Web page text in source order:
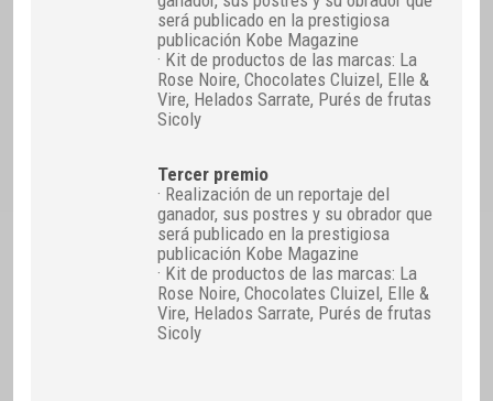
será publicado en la prestigiosa
publicación Kobe Magazine
· Kit de productos de las marcas: La
Rose Noire, Chocolates Cluizel, Elle &
Vire, Helados Sarrate, Purés de frutas
Sicoly
Tercer premio
· Realización de un reportaje del
ganador, sus postres y su obrador que
será publicado en la prestigiosa
publicación Kobe Magazine
· Kit de productos de las marcas: La
Rose Noire, Chocolates Cluizel, Elle &
Vire, Helados Sarrate, Purés de frutas
Sicoly